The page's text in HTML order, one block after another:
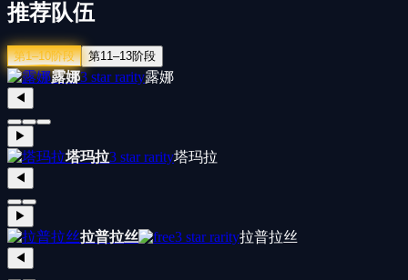
推荐队伍
第1–10阶段 第11–13阶段
露娜3 star rarity露娜
◀
▶
塔玛拉3 star rarity塔玛拉
◀
▶
拉普拉丝 3 star rarity拉普拉丝
◀